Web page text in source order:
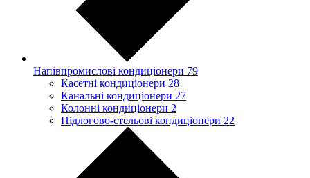
Напівпромислові кондиціонери 79
Касетні кондиціонери 28
Канальні кондиціонери 27
Колонні кондиціонери 2
Підлогово-стельові кондиціонери 22